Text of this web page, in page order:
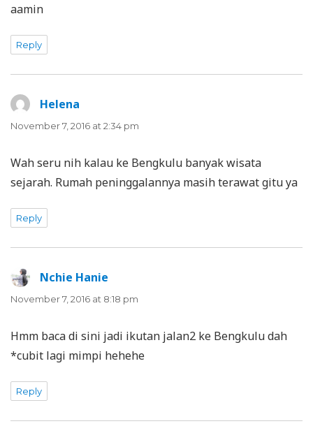
aamin
Reply
Helena
November 7, 2016 at 2:34 pm
Wah seru nih kalau ke Bengkulu banyak wisata
sejarah. Rumah peninggalannya masih terawat gitu ya
Reply
Nchie Hanie
November 7, 2016 at 8:18 pm
Hmm baca di sini jadi ikutan jalan2 ke Bengkulu dah
*cubit lagi mimpi hehehe
Reply